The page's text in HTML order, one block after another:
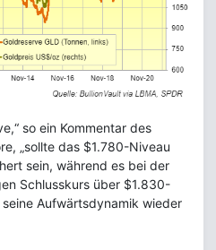
so ein Kommentar des
„sollte das $1.780-Niveau
sein, während es bei der
Schlusskurs über $1.830-
Aufwärtsdynamik wieder